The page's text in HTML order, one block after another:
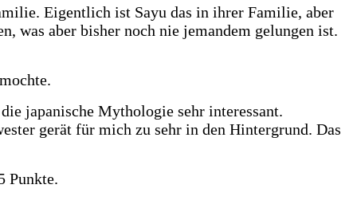
Eigentlich ist Sayu das in ihrer Familie, aber
was aber bisher noch nie jemandem gelungen ist.
japanische Mythologie sehr interessant.
gerät für mich zu sehr in den Hintergrund. Das
Punkte.